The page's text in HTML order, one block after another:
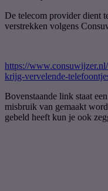
De telecom provider dient
verstrekken volgens
https://
krijg-vervelende-
Bovenstaande link staat
misbruik van gemaakt
gebeld heeft kun je ook